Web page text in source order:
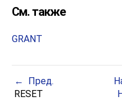
См. также
GRANT
Пред.
RESET